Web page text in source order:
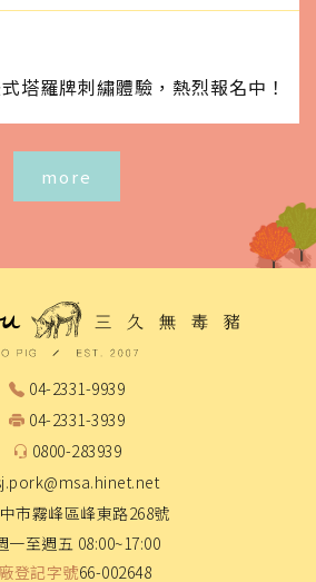
塔羅牌刺繡體驗，熱烈報名中！
more
04-2331-9939
04-2331-3939
0800-283939
市霧峰區峰東路268號
一至週五 08:00~17:00
登記字號66-002648